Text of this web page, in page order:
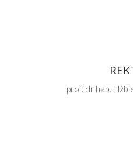
prof. dr hab.